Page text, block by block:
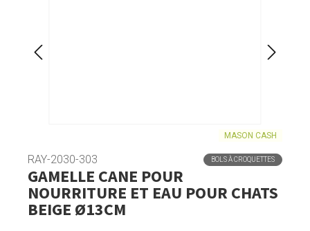
MASON CASH
RAY-2030-303 BOLS À CROQUETTES
GAMELLE CANE POUR
NOURRITURE ET EAU POUR CHATS
BEIGE Ø13CM